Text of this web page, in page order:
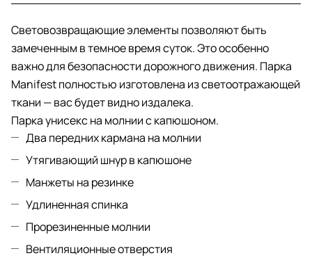
Световозвращающие элементы позволяют быть
замеченным в темное время суток. Это особенно
важно для безопасности дорожного движения. Парка
Manifest полностью изготовлена из светоотражающей
ткани — вас будет видно издалека.
Парка унисекс на молнии с капюшоном.
Два передних кармана на молнии
Утягивающий шнур в капюшоне
Манжеты на резинке
Удлиненная спинка
Прорезиненные молнии
Вентиляционные отверстия